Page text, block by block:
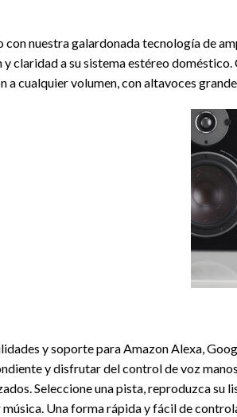
con nuestra galardonada tecnología de
y claridad a su sistema estéreo
a cualquier volumen, con altavoces
y soporte para Amazon Alexa,
y disfrutar del control de voz
Seleccione una pista, reproduzca su
música. Una forma rápida y fácil de